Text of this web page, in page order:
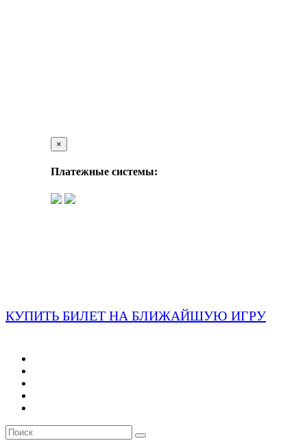
×
Платежные системы:
КУПИТЬ БИЛЕТ НА БЛИЖАЙШУЮ ИГРУ